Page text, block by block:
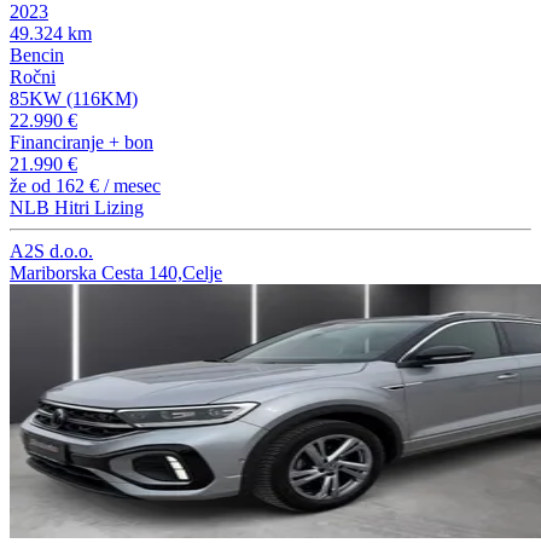
2023
49.324 km
Bencin
Ročni
85KW (116KM)
22.990 €
Financiranje + bon
21.990 €
že od 162 € / mesec
NLB Hitri Lizing
A2S d.o.o.
Mariborska Cesta 140,Celje